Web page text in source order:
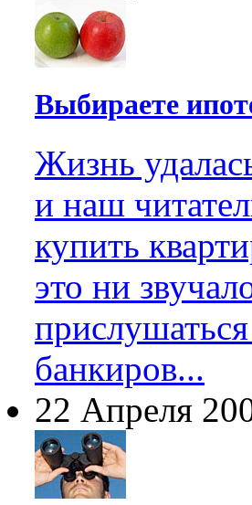
Выбираете
Жизнь
и наш
купить
это ни
банкиров...
22 Апреля